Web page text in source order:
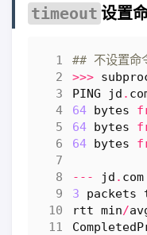
timeout 设置
## 不设置命
>>>
PING
jd .
64 bytes
64 bytes
64 bytes
--- jd . com
3
packets
rtt min/